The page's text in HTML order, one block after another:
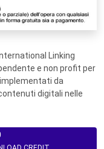
Linking
e non profit per
da
digitali nelle